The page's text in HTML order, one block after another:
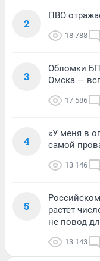
2
ПВО
18 788
3
Обломки
Омска —
17 586
4
«У меня в
самой
13 146
5
растет
не повод
13 143